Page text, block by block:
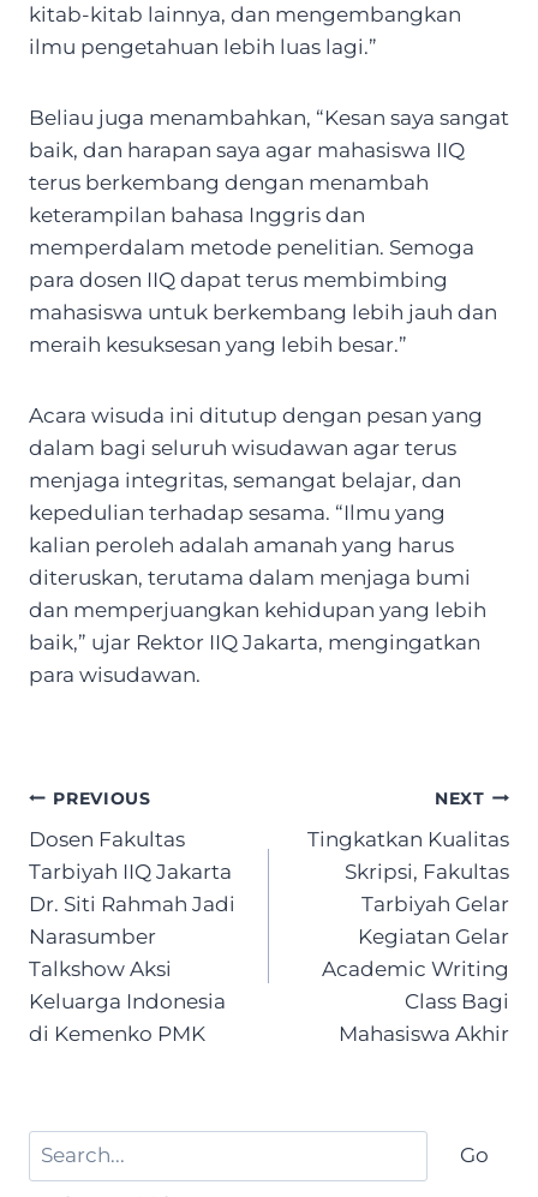
kitab-kitab lainnya, dan mengembangkan
ilmu pengetahuan lebih luas lagi.”
Beliau juga menambahkan, “Kesan saya sangat
baik, dan harapan saya agar mahasiswa IIQ
terus berkembang dengan menambah
keterampilan bahasa Inggris dan
memperdalam metode penelitian. Semoga
para dosen IIQ dapat terus membimbing
mahasiswa untuk berkembang lebih jauh dan
meraih kesuksesan yang lebih besar.”
Acara wisuda ini ditutup dengan pesan yang
dalam bagi seluruh wisudawan agar terus
menjaga integritas, semangat belajar, dan
kepedulian terhadap sesama. “Ilmu yang
kalian peroleh adalah amanah yang harus
diteruskan, terutama dalam menjaga bumi
dan memperjuangkan kehidupan yang lebih
baik,” ujar Rektor IIQ Jakarta, mengingatkan
para wisudawan.
Post
navigation
PREVIOUS
Dosen Fakultas
Tarbiyah IIQ Jakarta
Dr. Siti Rahmah Jadi
Narasumber
Talkshow Aksi
Keluarga Indonesia
di Kemenko PMK
NEXT
Tingkatkan Kualitas
Skripsi, Fakultas
Tarbiyah Gelar
Kegiatan Gelar
Academic Writing
Class Bagi
Mahasiswa Akhir
Search Go